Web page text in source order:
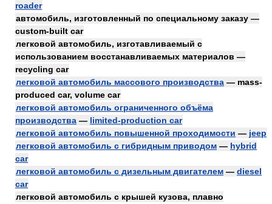
roader
автомобиль, изготовленный по специальному заказу —
custom-built car
легковой автомобиль, изготавливаемый с
использованием восстанавливаемых материалов —
recycling car
легковой автомобиль массового производства — mass-
produced car, volume car
легковой автомобиль ограниченного объёма
производства — limited-production car
легковой автомобиль повышенной проходимости — jeep
легковой автомобиль с гибридным приводом — hybrid
car
легковой автомобиль с дизельным двигателем — diesel
car
легковой автомобиль с крышей кузова, плавно